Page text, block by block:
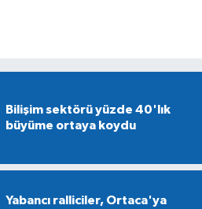
Bilişim sektörü yüzde 40'lık
büyüme ortaya koydu
Yabancı ralliciler, Ortaca'ya